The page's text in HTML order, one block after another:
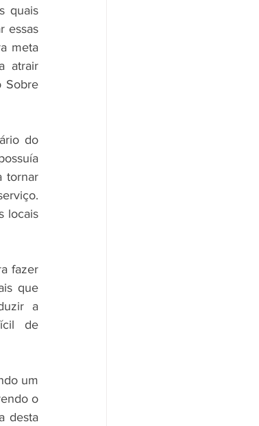
quais
essas
meta
atrair
Sobre
do
tornar
locais
fazer
que
a
de
um
o
desta